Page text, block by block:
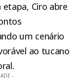
Ciro abre
um cenário
ao tucano
-